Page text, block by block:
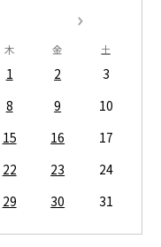
木 金 土
1 2
3
8 9
10
15 16
17
22 23
24
29 30 31